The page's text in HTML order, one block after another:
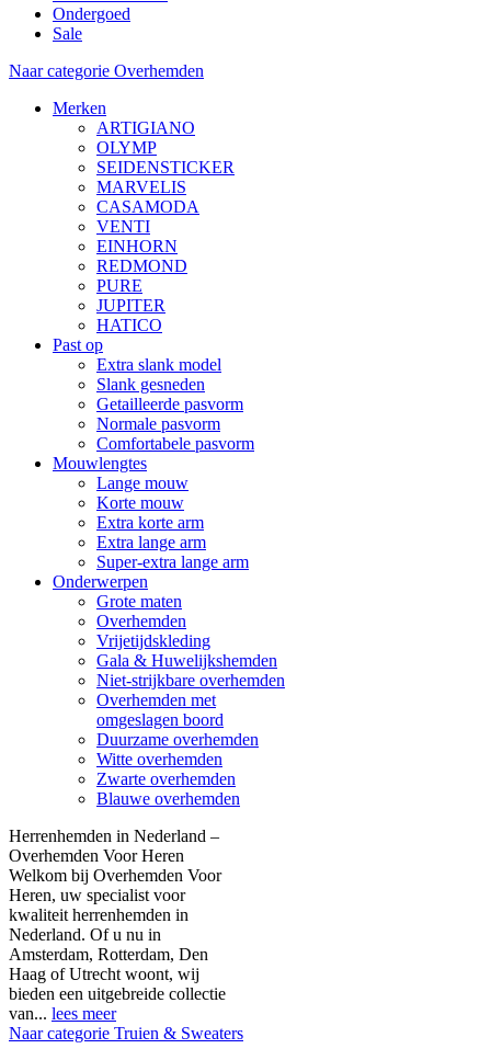
Ondergoed
Sale
Naar categorie Overhemden
Merken
ARTIGIANO
OLYMP
SEIDENSTICKER
MARVELIS
CASAMODA
VENTI
EINHORN
REDMOND
PURE
JUPITER
HATICO
Past op
Extra slank model
Slank gesneden
Getailleerde pasvorm
Normale pasvorm
Comfortabele pasvorm
Mouwlengtes
Lange mouw
Korte mouw
Extra korte arm
Extra lange arm
Super-extra lange arm
Onderwerpen
Grote maten
Overhemden
Vrijetijdskleding
Gala & Huwelijkshemden
Niet-strijkbare overhemden
Overhemden met
omgeslagen boord
Duurzame overhemden
Witte overhemden
Zwarte overhemden
Blauwe overhemden
Herrenhemden in Nederland –
Overhemden Voor Heren
Welkom bij Overhemden Voor
Heren, uw specialist voor
kwaliteit herrenhemden in
Nederland. Of u nu in
Amsterdam, Rotterdam, Den
Haag of Utrecht woont, wij
bieden een uitgebreide collectie
van... lees meer
Naar categorie Truien & Sweaters